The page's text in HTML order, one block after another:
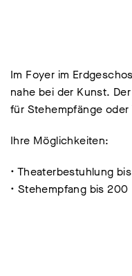
Im Foyer im
nahe bei der Kunst.
für Stehempfänge oder
Ihre Möglichkeiten:
• Theaterbestuhlung
• Stehempfang bis 200